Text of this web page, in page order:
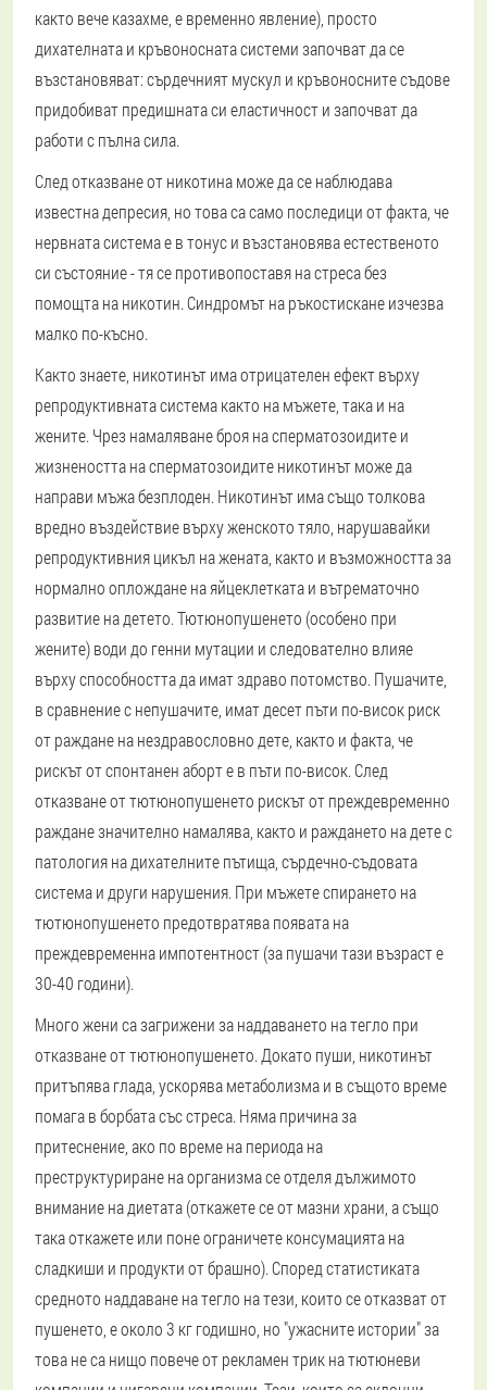
както вече казахме, е временно явление), просто
дихателната и кръвоносната системи започват да се
възстановяват: сърдечният мускул и кръвоносните съдове
придобиват предишната си еластичност и започват да
работи с пълна сила.
След отказване от никотина може да се наблюдава
известна депресия, но това са само последици от факта, че
нервната система е в тонус и възстановява естественото
си състояние - тя се противопоставя на стреса без
помощта на никотин. Синдромът на ръкостискане изчезва
малко по-късно.
Както знаете, никотинът има отрицателен ефект върху
репродуктивната система както на мъжете, така и на
жените. Чрез намаляване броя на сперматозоидите и
жизнеността на сперматозоидите никотинът може да
направи мъжа безплоден. Никотинът има също толкова
вредно въздействие върху женското тяло, нарушавайки
репродуктивния цикъл на жената, както и възможността за
нормално оплождане на яйцеклетката и вътрематочно
развитие на детето. Тютюнопушенето (особено при
жените) води до генни мутации и следователно влияе
върху способността да имат здраво потомство. Пушачите,
в сравнение с непушачите, имат десет пъти по-висок риск
от раждане на нездравословно дете, както и факта, че
рискът от спонтанен аборт е в пъти по-висок. След
отказване от тютюнопушенето рискът от преждевременно
раждане значително намалява, както и раждането на дете с
патология на дихателните пътища, сърдечно-съдовата
система и други нарушения. При мъжете спирането на
тютюнопушенето предотвратява появата на
преждевременна импотентност (за пушачи тази възраст е
30-40 години).
Много жени са загрижени за наддаването на тегло при
отказване от тютюнопушенето. Докато пуши, никотинът
притъпява глада, ускорява метаболизма и в същото време
помага в борбата със стреса. Няма причина за
притеснение, ако по време на периода на
преструктуриране на организма се отделя дължимото
внимание на диетата (откажете се от мазни храни, а също
така откажете или поне ограничете консумацията на
сладкиши и продукти от брашно). Според статистиката
средното наддаване на тегло на тези, които се отказват от
пушенето, е около 3 кг годишно, но "ужасните истории" за
това не са нищо повече от рекламен трик на тютюневи